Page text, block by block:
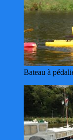
Bateau à